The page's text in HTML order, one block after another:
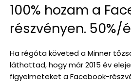
100% hozam a
részvényen. 50%/
Ha régóta követed a Minner
láthattad, hogy már 2015 év
figyelmeteket a Facebook-